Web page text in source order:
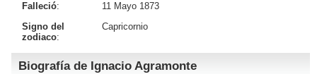
Falleció:
11 Mayo 1873
Signo del
zodiaco:
Capricornio
Biografía de Ignacio Agramonte